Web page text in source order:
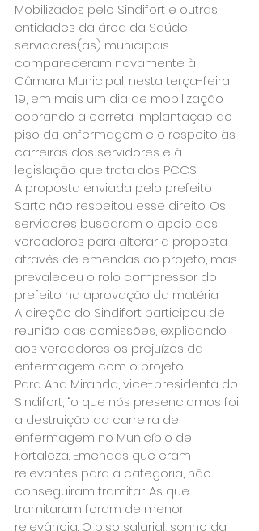
Mobilizados pelo Sindifort e outras
entidades da área da Saúde,
servidores(as) municipais
compareceram novamente à
Câmara Municipal, nesta terça-feira,
19, em mais um dia de mobilização
cobrando a correta implantação do
piso da enfermagem e o respeito às
carreiras dos servidores e à
legislação que trata dos PCCS.
A proposta enviada pelo prefeito
Sarto não respeitou esse direito. Os
servidores buscaram o apoio dos
vereadores para alterar a proposta
através de emendas ao projeto, mas
prevaleceu o rolo compressor do
prefeito na aprovação da matéria.
A direção do Sindifort participou de
reunião das comissões, explicando
aos vereadores os prejuízos da
enfermagem com o projeto.
Para Ana Miranda, vice-presidenta do
Sindifort, “o que nós presenciamos foi
a destruição da carreira de
enfermagem no Município de
Fortaleza. Emendas que eram
relevantes para a categoria, não
conseguiram tramitar. As que
tramitaram foram de menor
relevância. O piso salarial, sonho da